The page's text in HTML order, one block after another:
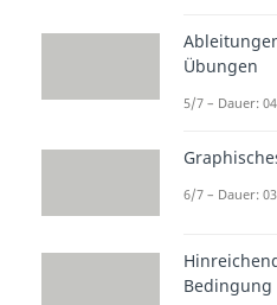
Jetzt
Übungen
5/7 – Dauer:
6/7 – Dauer:
Bedingung